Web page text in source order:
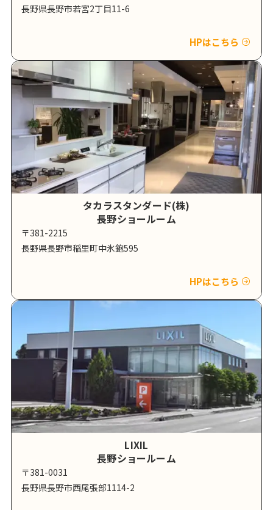
長野県長野市若宮2丁目11-6
HPはこちら
タカラスタンダード(株)
長野ショールーム
〒381-2215
長野県長野市稲里町中氷鉋595
HPはこちら
LIXIL
長野ショールーム
〒381-0031
長野県長野市西尾張部1114-2